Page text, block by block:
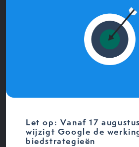
Let op: Vanaf 17
wijzigt Google de
biedstrategieën